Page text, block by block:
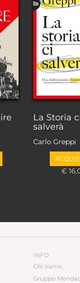
La Storia
salverà
Carlo Greppi
€
INFO
Chi siamo
Gruppo